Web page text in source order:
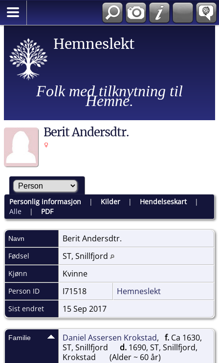
Hemneslekt
Folk med tilknytning til
Hemne.
Berit Andersdtr.
Personlig informasjon | Kilder| Hendelseskart|
Alle| PDF
Navn BeritAndersdtr.
Fødsel ST, Snillfjord
Kjønn Kvinne
Person ID I71518 Hemneslekt
Sist endret 15 Sep 2017
Familie Daniel Assersen Krokstad, f. Ca 1630,
ST, Snillfjord
d. 1690, ST, Snillfjord,
Krokstad
(Alder ~ 60 år)